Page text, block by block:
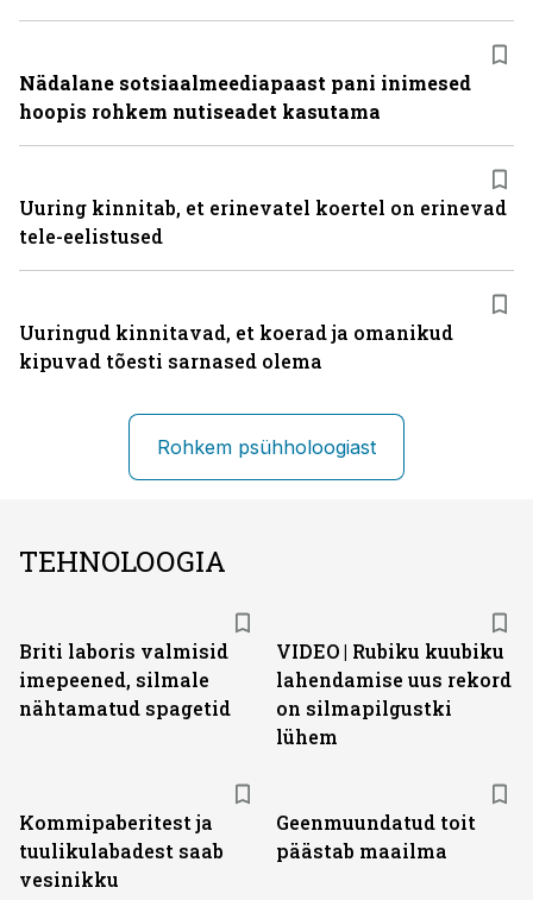
Nädalane sotsiaalmeediapaast pani inimesed
hoopis rohkem nutiseadet kasutama
Uuring kinnitab, et erinevatel koertel on erinevad
tele-eelistused
Uuringud kinnitavad, et koerad ja omanikud
kipuvad tõesti sarnased olema
Rohkem psühholoogiast
TEHNOLOOGIA
Briti laboris valmisid
imepeened, silmale
nähtamatud spagetid
VIDEO | Rubiku kuubiku
lahendamise uus rekord
on silmapilgustki
lühem
Kommipaberitest ja
tuulikulabadest saab
vesinikku
Geenmuundatud toit
päästab maailma